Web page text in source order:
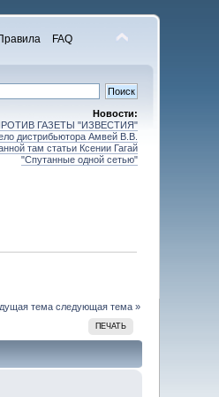
FAQ
Новости:
ГАЗЕТЫ "ИЗВЕСТИЯ"
дистрибьютора Амвей В.В.
там статьи Ксении Гагай
"Спутанные одной сетью"
тема следующая тема »
ПЕЧАТЬ